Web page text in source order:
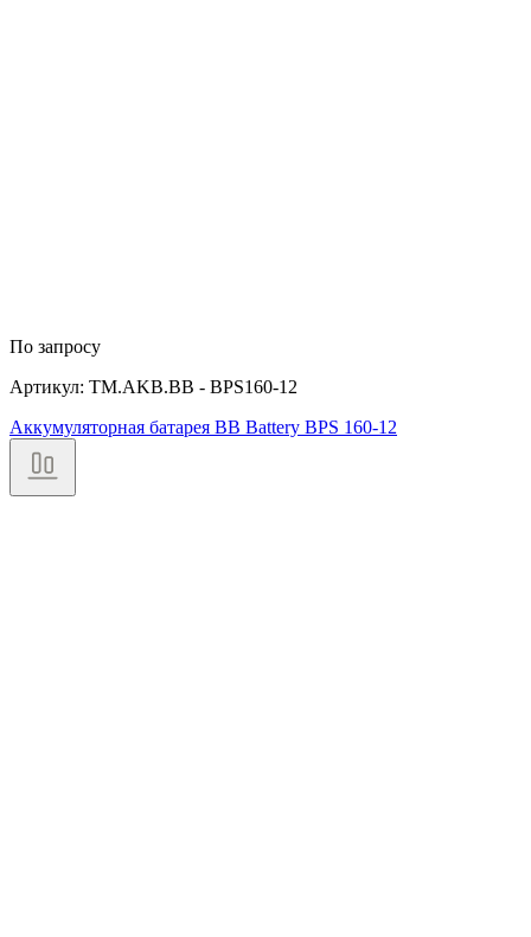
По запросу
Артикул: TM.AKB.BB - BPS160-12
Аккумуляторная батарея BB Battery BPS 160-12